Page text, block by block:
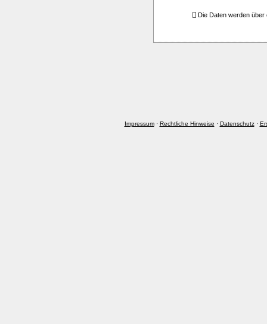
Die Daten werden über
Impressum· Rechtliche Hinweise · Datenschutz·